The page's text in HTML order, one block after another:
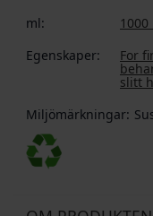
ml:
1000
Egenskaper:
For
slitt
Miljömärkningar: